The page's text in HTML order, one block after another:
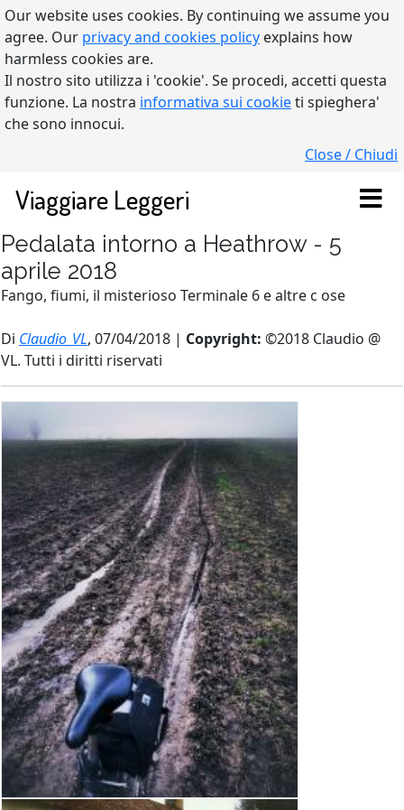
Our website uses cookies. By continuing we assume you
agree. Our privacy and cookies policy explains how
harmless cookies are.
Il nostro sito utilizza i 'cookie'. Se procedi, accetti questa
funzione. La nostra informativa sui cookieti spieghera'
che sono innocui.
Close / Chiudi
Viaggiare Leggeri
Pedalata intorno a Heathrow - 5
aprile 2018
Fango, fiumi, il misterioso Terminale 6 e altre c ose
Di Claudio_VL, 07/04/2018 | Copyright: ©2018 Claudio @
VL. Tutti i diritti riservati